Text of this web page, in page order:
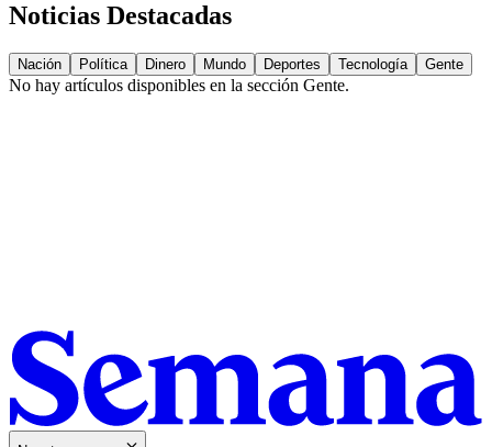
Noticias Destacadas
Nación Política Dinero Mundo Deportes Tecnología Gente
No hay artículos disponibles en la sección Gente.